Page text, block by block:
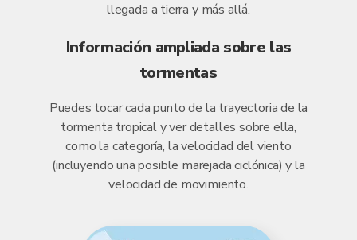
llegada a tierra y más allá.
Información ampliada sobre las
tormentas
Puedes tocar cada punto de la trayectoria de la
tormenta tropical y ver detalles sobre ella,
como la categoría, la velocidad del viento
(incluyendo una posible marejada ciclónica) y la
velocidad de movimiento.